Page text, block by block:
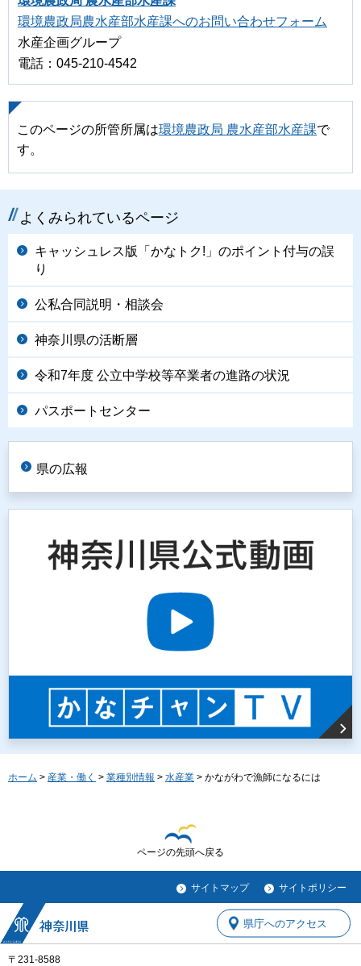
環境農政局農水産部水産課へのお問い合わせフォーム
水産企画グループ
電話：045-210-4542
このページの所管所属は環境農政局 農水産部水産課で
す。
よくみられているページ
キャッシュレス版「かなトク!」のポイント付与の誤
り
公私合同説明・相談会
神奈川県の活断層
令和7年度 公立中学校等卒業者の進路の状況
パスポートセンター
県の広報
ホーム > 産業・働く > 業種別情報 > 水産業 > かながわで漁師になるには
ページの先頭へ戻る
サイトマップ サイトポリシー
〒231-8588
県庁へのアクセス